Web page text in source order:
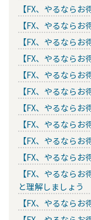
【FX、やるなら
【FX、やるなら
【FX、やるなら
【FX、やるなら
【FX、やるなら
【FX、やるなら
【FX、やるなら
【FX、やるなら
【FX、やるなら
【FX、やるなら
【FX、やるなら
と理解しましょう
【FX、やるなら